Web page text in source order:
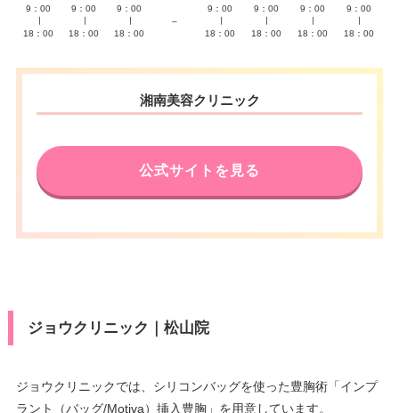
9：00
18：00
9：00
18：00
9：00
18：00
–
9：00
18：00
9：00
18：00
9：00
18：00
9：00
18：00
湘南美容クリニック
公式サイトを見る
ジョウクリニック｜松山院
ジョウクリニックでは、シリコンバッグを使った豊胸術「インプ
ラント（バッグ/Motiva）挿入豊胸」を用意しています。